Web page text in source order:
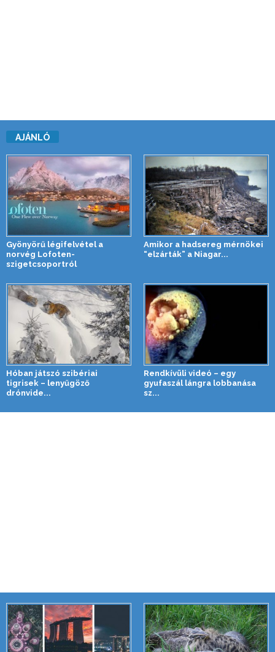
AJÁNLÓ
Gyönyörű légifelvétel a
norvég Lofoten-
szigetcsoportról
Amikor a hadsereg mérnökei
“elzárták” a Niagar...
Hóban játszó szibériai
tigrisek – lenyűgöző
drónvide...
Rendkívüli videó – egy
gyufaszál lángra lobbanása
sz...